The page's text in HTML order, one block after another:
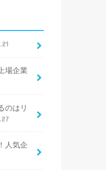
場企業
のはリ
人気企